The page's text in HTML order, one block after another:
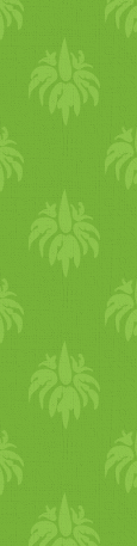
3
levél
-
vagy
és
a
réz,